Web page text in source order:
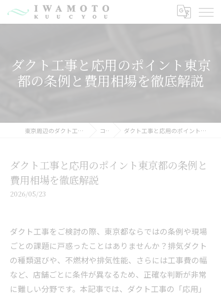
ダクト工事と応用のポイント東京
都の条例と費用相場を徹底解説
東京周辺のダクト工事なら有限会社岩元空調 コラム ダクト工事と応用のポイント東京都の条例と費用相場を徹底解説
ダクト工事と応用のポイント東京都の条例と
費用相場を徹底解説
2026/05/23
ダクト工事をご検討の際、東京都ならではの条例や現場
ごとの課題に戸惑ったことはありませんか？排気ダクト
の種類選びや、不燃材や排気性能、さらには工事費の幅
など、店舗ごとに条件が異なるため、正確な判断が非常
に難しい分野です。本記事では、ダクト工事の「応用」